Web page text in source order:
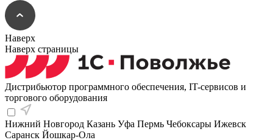
Наверх
Наверх страницы
Дистрибьютор программного обеспечения, IT-сервисов и
торгового оборудования
Нижний Новгород Казань Уфа Пермь Чебоксары Ижевск
Саранск Йошкар-Ола